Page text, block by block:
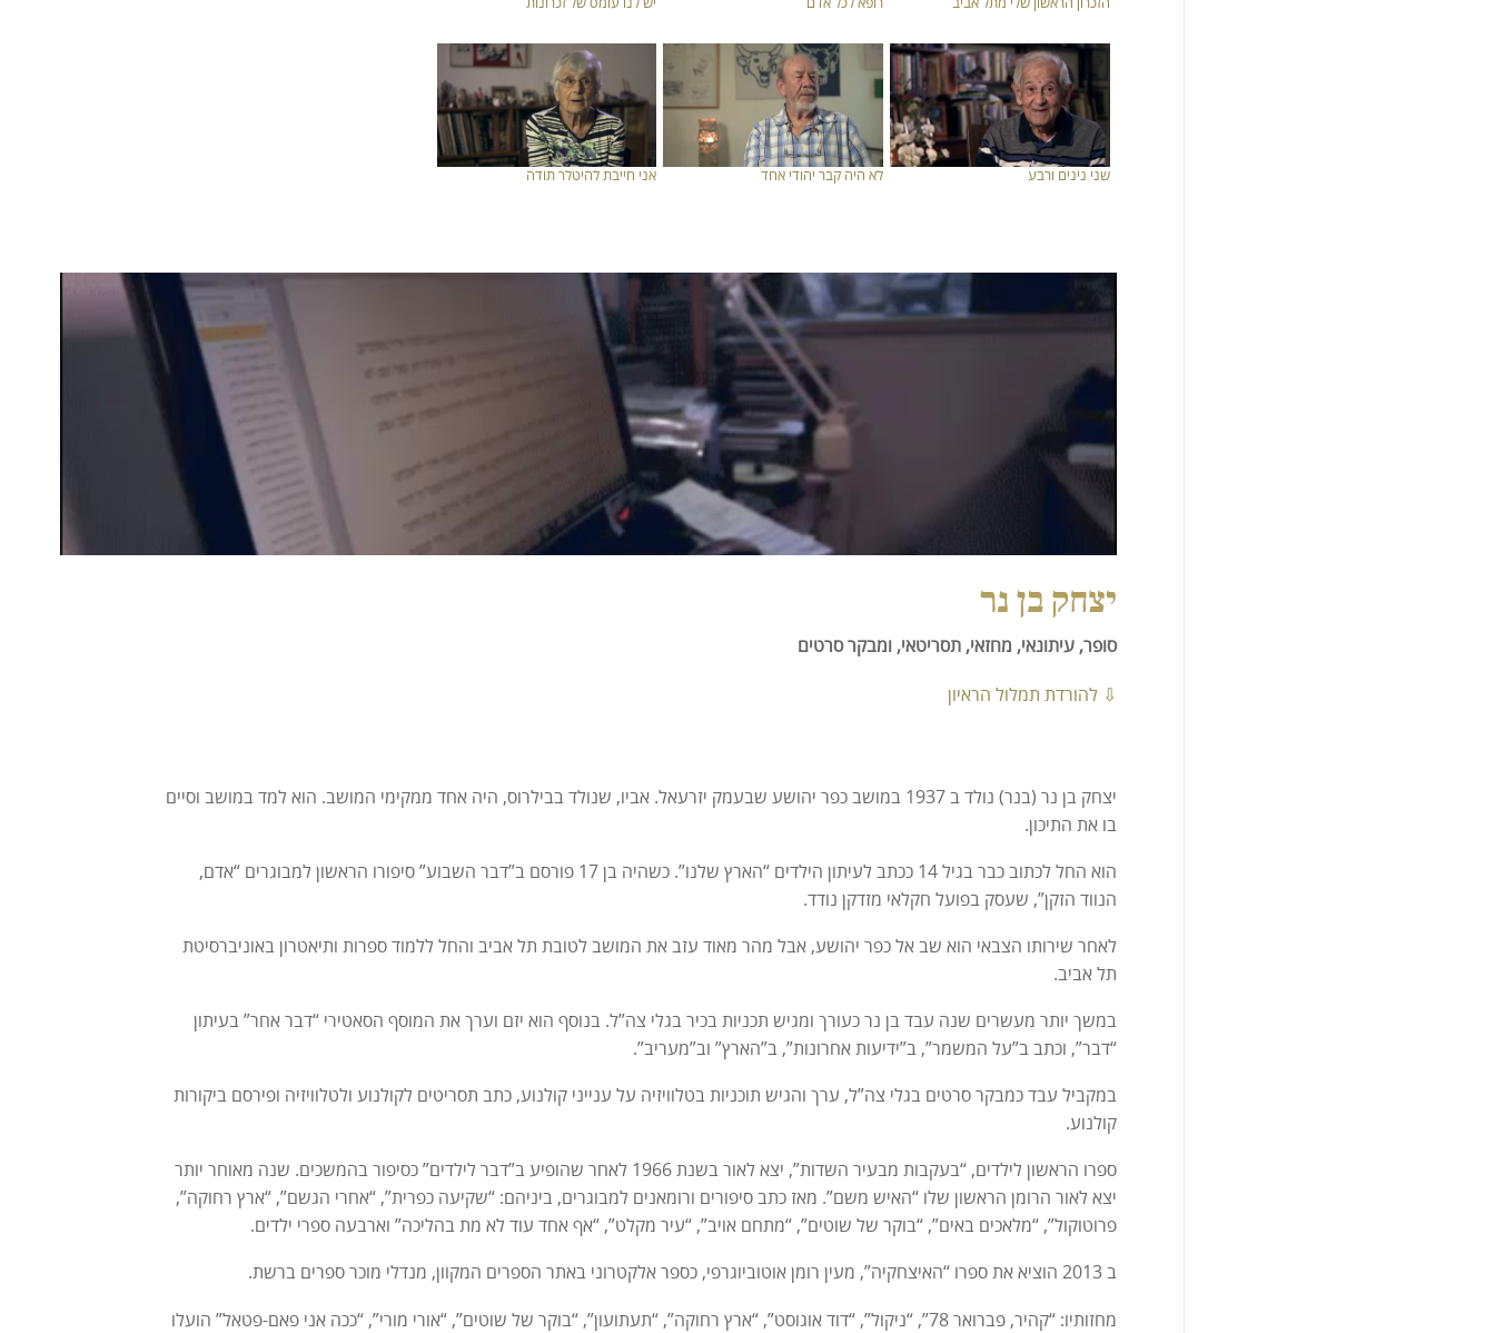
שני נינים ורבע לא היה קבר יהודי אחד אני חייבת להיטלר תודה
יצחק בן נר
סופר, עיתונאי, מחזאי, תסריטאי, ומבקר סרטים
⇩ להורדת תמלול הראיון
יצחק בן נר (בנר) נולד ב 1937 במושב כפר יהושע שבעמק יזרעאל. אביו, שנולד בבילרוס, היה אחד ממקימי המושב. הוא למד במושב וסיים
בו את התיכון.
הוא החל לכתוב כבר בגיל 14 ככתב לעיתון הילדים “הארץ שלנו”. כשהיה בן 17 פורסם ב”דבר השבוע” סיפורו הראשון למבוגרים “אדם,
הנווד הזקן”, שעסק בפועל חקלאי מזדקן נודד.
לאחר שירותו הצבאי הוא שב אל כפר יהושע, אבל מהר מאוד עזב את המושב לטובת תל אביב והחל ללמוד ספרות ותיאטרון באוניברסיטת
תל אביב.
במשך יותר מעשרים שנה עבד בן נר כעורך ומגיש תכניות בכיר בגלי צה”ל. בנוסף הוא יזם וערך את המוסף הסאטירי “דבר אחר” בעיתון
“דבר”, וכתב ב”על המשמר”, ב”ידיעות אחרונות”, ב”הארץ” וב”מעריב”.
במקביל עבד כמבקר סרטים בגלי צה”ל, ערך והגיש תוכניות בטלוויזיה על ענייני קולנוע, כתב תסריטים לקולנוע ולטלוויזיה ופירסם ביקורות
קולנוע.
ספרו הראשון לילדים, “בעקבות מבעיר השדות”, יצא לאור בשנת 1966 לאחר שהופיע ב”דבר לילדים” כסיפור בהמשכים. שנה מאוחר יותר
יצא לאור הרומן הראשון שלו “האיש משם”. מאז כתב סיפורים ורומאנים למבוגרים, ביניהם: “שקיעה כפרית”, “אחרי הגשם”, “ארץ רחוקה”,
פרוטוקול”, “מלאכים באים”, “בוקר של שוטים”, “מתחם אויב”, “עיר מקלט”, “אף אחד עוד לא מת בהליכה” וארבעה ספרי ילדים.
ב 2013 הוציא את ספרו “האיצחקיה”, מעין רומן אוטוביוגרפי, כספר אלקטרוני באתר הספרים המקוון, מנדלי מוכר ספרים ברשת.
מחזותיו: “קהיר, פברואר 78”, “ניקול”, “דוד אוגוסט”, “ארץ רחוקה”, “תעתועון”, “בוקר של שוטים”, “אורי מורי”, “ככה אני פאם-פטאל” הועלו